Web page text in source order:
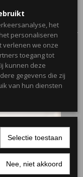
mokken
met naam
het
personaliseren
verlenen we onze
toegang tot
kunnen deze
gegevens die zij
van hun diensten
Selectie toestaan
Nee, niet akkoord